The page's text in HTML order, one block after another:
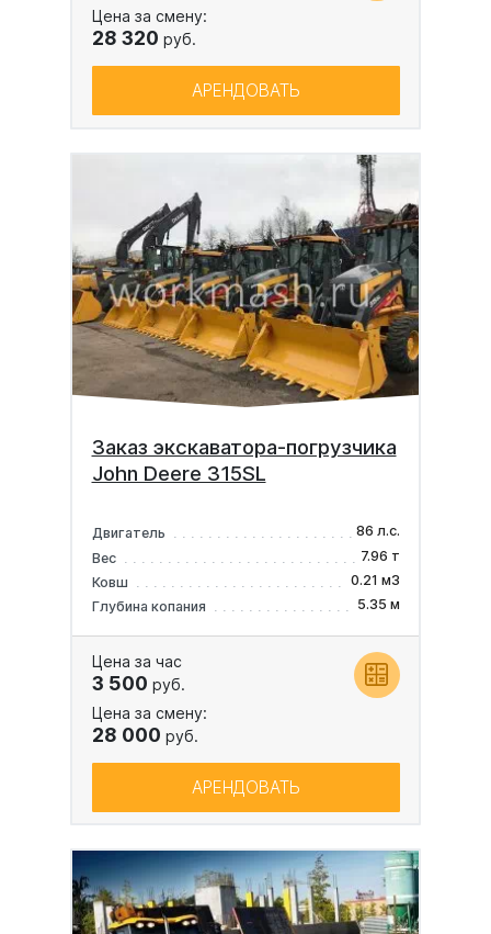
Цена за смену:
28 320 руб.
АРЕНДОВАТЬ
Заказ экскаватора-погрузчика
John Deere 315SL
Двигатель
86 л.с.
Вес
7.96 т
Ковш
0.21 м3
Глубина копания
5.35 м
Цена за час
3 500 руб.
Цена за смену:
28 000 руб.
АРЕНДОВАТЬ